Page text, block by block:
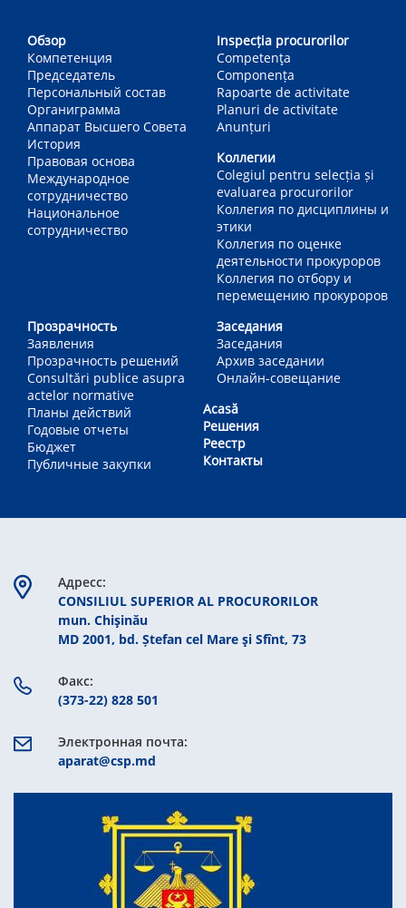
navigation
Обзор
Компетенция
Председатель
Персональный состав
Органиграмма
Аппарат Высшего Совета
История
Правовая основа
Международное
сотрудничество
Национальное
сотрудничество
Inspecția procurorilor
Competenţa
Componența
Rapoarte de activitate
Planuri de activitate
Anunțuri
Коллегии
Colegiul pentru selecția și
evaluarea procurorilor
Коллегия по дисциплины и
этики
Коллегия по оценке
деятельности прокуроров
Коллегия по отбору и
перемещению прокуроров
Прозрачность
Заявления
Прозрачность решений
Consultări publice asupra
actelor normative
Планы действий
Годовые отчеты
Бюджет
Публичные закупки
Заседания
Заседания
Архив заседании
Онлайн-совещание
Acasă
Решения
Реестр
Контакты
Aдресс:
CONSILIUL SUPERIOR AL PROCURORILOR
mun. Chişinău
MD 2001, bd. Ștefan cel Mare şi Sfînt, 73
Факс:
(373-22) 828 501
Электронная почта:
aparat@csp.md